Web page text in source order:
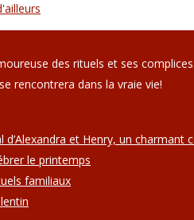
des rituels et ses
rencontrera dans la vraie vie!
d’Alexandra et Henry, un charmant
le printemps
familiaux